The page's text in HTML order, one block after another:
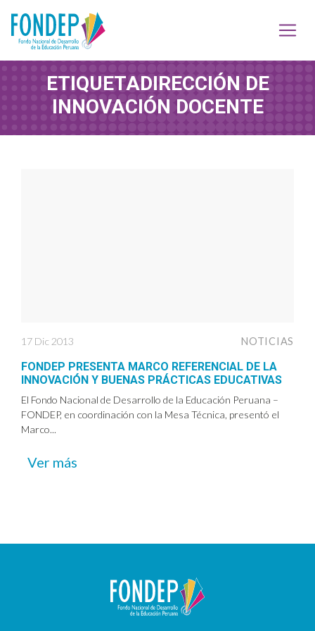
ETIQUETADIRECCIÓN DE
INNOVACIÓN DOCENTE
17 Dic 2013 NOTICIAS
FONDEP PRESENTA MARCO REFERENCIAL DE LA
INNOVACIÓN Y BUENAS PRÁCTICAS EDUCATIVAS
El Fondo Nacional de Desarrollo de la Educación Peruana –
FONDEP, en coordinación con la Mesa Técnica, presentó el
Marco...
Ver más